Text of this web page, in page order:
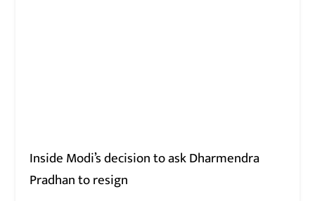
Inside Modi’s decision to ask Dharmendra
Pradhan to resign